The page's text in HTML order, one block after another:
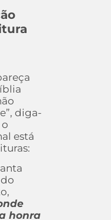
diga-
está
honra